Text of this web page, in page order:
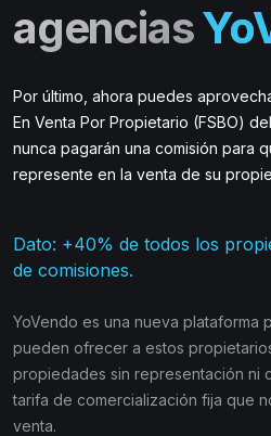
agencias
Por último, ahora puedes
En Venta Por Propietario (FSBO)
nunca pagarán una comisión para
represente en la venta de su
Dato: +40% de todos los
de comisiones.
YoVendo es una nueva plataforma
pueden ofrecer a estos
propiedades sin representación ni
tarifa de comercialización fija que
venta.